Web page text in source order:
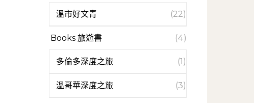
溫市好文青 (22)
Books 旅遊書 (4)
多倫多深度之旅 (1)
溫哥華深度之旅 (3)